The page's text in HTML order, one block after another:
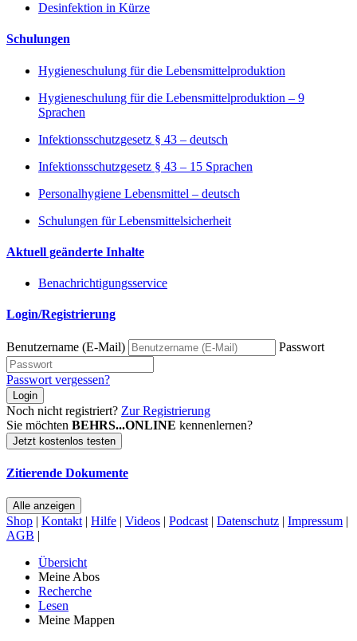
Desinfektion in Kürze
Schulungen
Hygieneschulung für die Lebensmittelproduktion
Hygieneschulung für die Lebensmittelproduktion – 9
Sprachen
Infektionsschutzgesetz § 43 – deutsch
Infektionsschutzgesetz § 43 – 15 Sprachen
Personalhygiene Lebensmittel – deutsch
Schulungen für Lebensmittelsicherheit
Aktuell geänderte Inhalte
Benachrichtigungsservice
Login/Registrierung
Benutzername (E-Mail) Passwort
Passwort vergessen?
Login
Noch nicht registriert? Zur Registrierung
Sie möchten BEHRS...ONLINE kennenlernen?
Jetzt kostenlos testen
Zitierende Dokumente
Alle anzeigen
Shop | Kontakt | Hilfe | Videos | Podcast | Datenschutz | Impressum |
AGB |
Übersicht
Meine Abos
Recherche
Lesen
Meine Mappen